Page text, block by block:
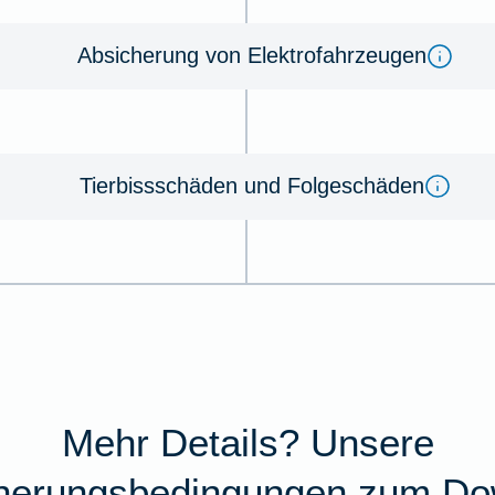
Absicherung von Elektrofahrzeugen
Tierbissschäden und Folgeschäden
Mehr Details? Unsere